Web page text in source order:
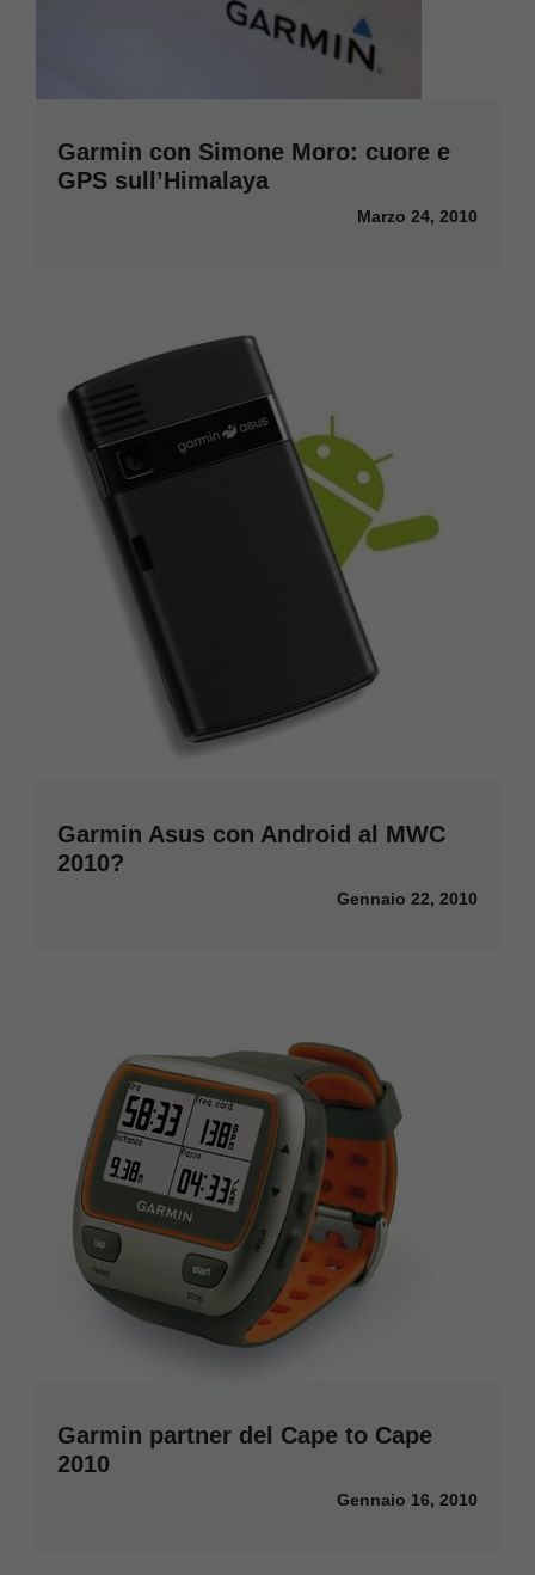
Garmin con Simone Moro: cuore e
GPS sull’Himalaya
Marzo 24, 2010
Garmin Asus con Android al MWC
2010?
Gennaio 22, 2010
Garmin partner del Cape to Cape
2010
Gennaio 16, 2010